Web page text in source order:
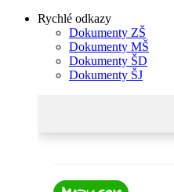
Rychlé odkazy
Dokumenty ZŠ
Dokumenty MŠ
Dokumenty ŠD
Dokumenty ŠJ